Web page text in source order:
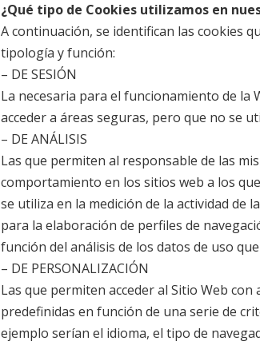
¿Qué tipo de Cookies utilizamos en
A continuación, se identifican las cookies
tipología y función:
– DE SESIÓN
La necesaria para el funcionamiento de la
acceder a áreas seguras, pero que no se
– DE ANÁLISIS
Las que permiten al responsable de las
comportamiento en los sitios web a los
se utiliza en la medición de la actividad de
para la elaboración de perfiles de
función del análisis de los datos de uso
– DE PERSONALIZACIÓN
Las que permiten acceder al Sitio Web
predefinidas en función de una serie de
ejemplo serían el idioma, el tipo de